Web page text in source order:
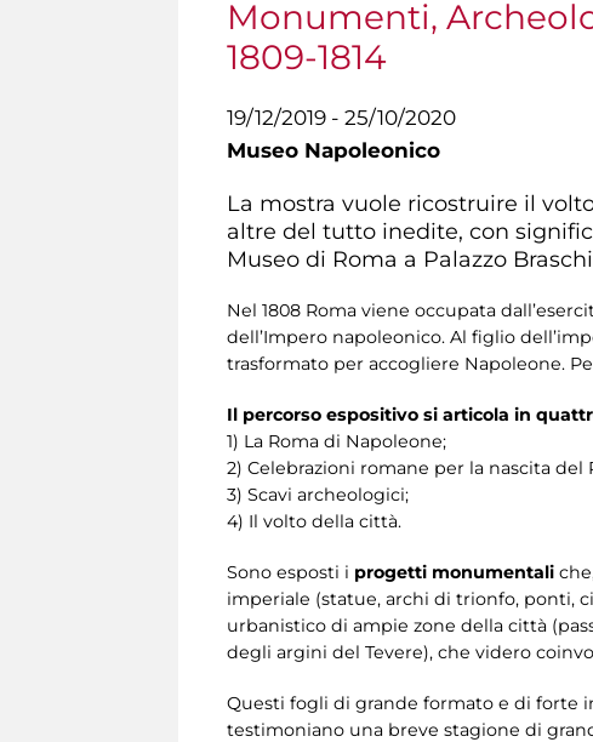
Monumenti,
1809-1814
19/12/2019 - 25/10/2020
Museo Napoleonico
La mostra vuole ricostruire il
altre del tutto inedite, con
Museo di Roma a Palazzo
Nel 1808 Roma viene occupata
dell’Impero napoleonico. Al figlio
trasformato per accogliere Napoleone.
Il percorso espositivo si articola in
1) La Roma di Napoleone;
2) Celebrazioni romane per la nascita del
3) Scavi archeologici;
4) Il volto della città.
Sono esposti i progetti monumentali
imperiale (statue, archi di trionfo, ponti,
urbanistico di ampie zone della città
degli argini del Tevere), che videro
Questi fogli di grande formato e di forte
testimoniano una breve stagione di